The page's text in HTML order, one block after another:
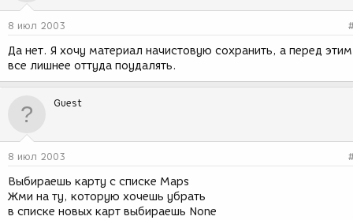
8 июл 2003
Да нет. Я хочу материал начистовую сохранить, а перед этим
все лишнее оттуда поудалять.
Guest
8 июл 2003
Выбираешь карту с списке Maps
Жми на ту, которую хочешь убрать
в списке новых карт выбираешь None